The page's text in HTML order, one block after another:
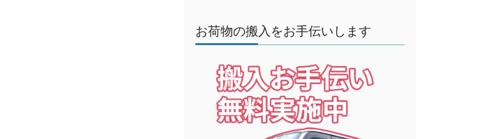
お荷物の搬入をお手伝いします